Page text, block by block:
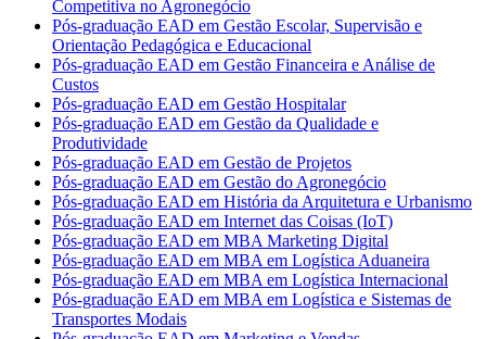
Competitiva no Agronegócio
Pós-graduação EAD em Gestão Escolar, Supervisão e
Orientação Pedagógica e Educacional
Pós-graduação EAD em Gestão Financeira e Análise de
Custos
Pós-graduação EAD em Gestão Hospitalar
Pós-graduação EAD em Gestão da Qualidade e
Produtividade
Pós-graduação EAD em Gestão de Projetos
Pós-graduação EAD em Gestão do Agronegócio
Pós-graduação EAD em História da Arquitetura e Urbanismo
Pós-graduação EAD em Internet das Coisas (IoT)
Pós-graduação EAD em MBA Marketing Digital
Pós-graduação EAD em MBA em Logística Aduaneira
Pós-graduação EAD em MBA em Logística Internacional
Pós-graduação EAD em MBA em Logística e Sistemas de
Transportes Modais